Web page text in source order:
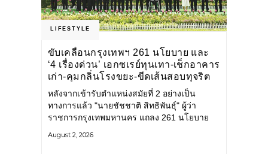
LIFESTYLE
ขับเคลื่อนกรุงเทพฯ 261 นโยบาย และ
‘4 เรื่องด่วน’ เอกซเรย์ทุนเทา-เช็กอาคาร
เก่า-คุมกลิ่นโรงขยะ-ขีดเส้นสอบทุจริต
หลังจากเข้ารับตำแหน่งสมัยที่ 2 อย่างเป็น
ทางการแล้ว "นายชัชชาติ สิทธิพันธุ์" ผู้ว่า
ราชการกรุงเทพมหานคร แถลง 261 นโยบาย
ยุทธศาสตร์ จัดทำตัวชี้วัด
August 2, 2026